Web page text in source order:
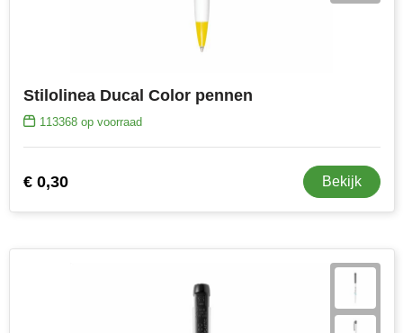
Stilolinea Ducal Color pennen
113368op voorraad
€ 0,30 Bekijk